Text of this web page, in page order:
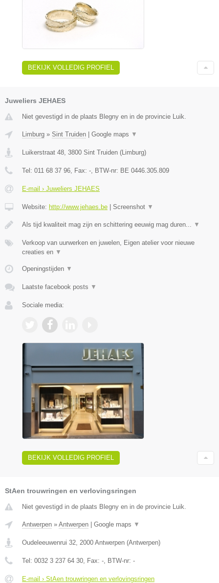
BEKIJK VOLLEDIG PROFIEL
Juweliers JEHAES
Niet gevestigd in de plaats Blegny en in de provincie Luik.
Limburg » Sint Truiden Google maps ▼
Luikerstraat 48, 3800 Sint Truiden (Limburg)
Tel: 011 68 37 96, Fax: -, BTW-nr: BE 0446.305.809
E-mail › Juweliers JEHAES
Website: http://www.jehaes.be Screenshot ▼
Als tijd kwaliteit mag zijn en schittering eeuwig mag duren... ▼
Verkoop van uurwerken en juwelen, Eigen atelier voor nieuwe
creaties en ▼
Openingstijden ▼
Laatste facebook posts ▼
Sociale media:
BEKIJK VOLLEDIG PROFIEL
StAen trouwringen en verlovingsringen
Niet gevestigd in de plaats Blegny en in de provincie Luik.
Antwerpen » Antwerpen | Google maps ▼
Oudeleeuwenrui 32 2000 Antwerpen (Antwerpen)
Tel: 0032 3 237 64 30 , Fax: - , BTW-nr: -
E-mail › StAen trouwringen en verlovingsringen